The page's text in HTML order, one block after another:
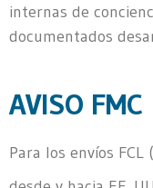
internas de
documentados
AVISO FMC
Para los envíos